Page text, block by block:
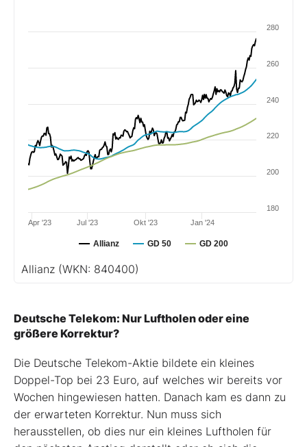
Allianz GD 50 GD 200
Jul '23 Jan '24
Apr '23 Okt '23
180
200
220
240
260
280
Allianz (WKN: 840400)
Deutsche Telekom: Nur Luftholen oder eine
größere Korrektur?
Die Deutsche Telekom-Aktie bildete ein kleines
Doppel-Top bei 23 Euro, auf welches wir bereits vor
Wochen hingewiesen hatten. Danach kam es dann zu
der erwarteten Korrektur. Nun muss sich
herausstellen, ob dies nur ein kleines Luftholen für